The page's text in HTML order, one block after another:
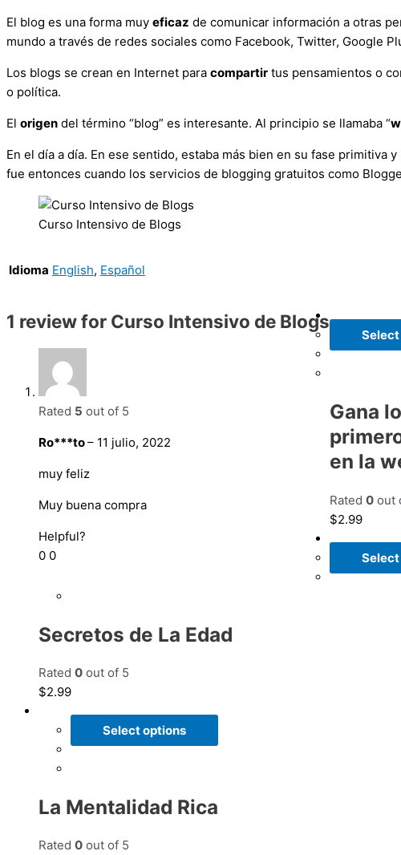
El blog es una forma muy eficaz de comunicar información a otras
mundo a través de redes sociales como Facebook, Twitter, Google
Los blogs se crean en Internet para compartir tus pensamientos o
o política.
El origen del término “blog” es interesante. Al principio se llamaba “
En el día a día. En ese sentido, estaba más bien en su fase
fue entonces cuando los servicios de blogging gratuitos como
Curso Intensivo de Blogs
Idioma English, Español
1 review for Curso Intensivo de Blogs
Rated 5 out of 5
Ro***to– 11 julio, 2022
muy feliz
Muy buena compra
Helpful?
0 0
Gana
en la
Rated 0 out
$2.99
Secretos de La Edad
Rated 0 out of 5
$2.99
Select options
La Mentalidad Rica
Rated 0 out of 5